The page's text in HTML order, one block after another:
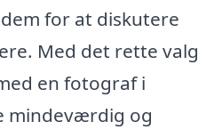
for at diskutere
Med det rette valg
en fotograf i
mindeværdig og